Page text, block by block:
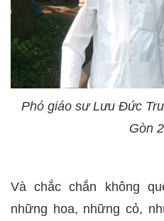
Phó giáo sư Lưu Đức
Gòn
Và chắc chắn không
những hoa, những cỏ,